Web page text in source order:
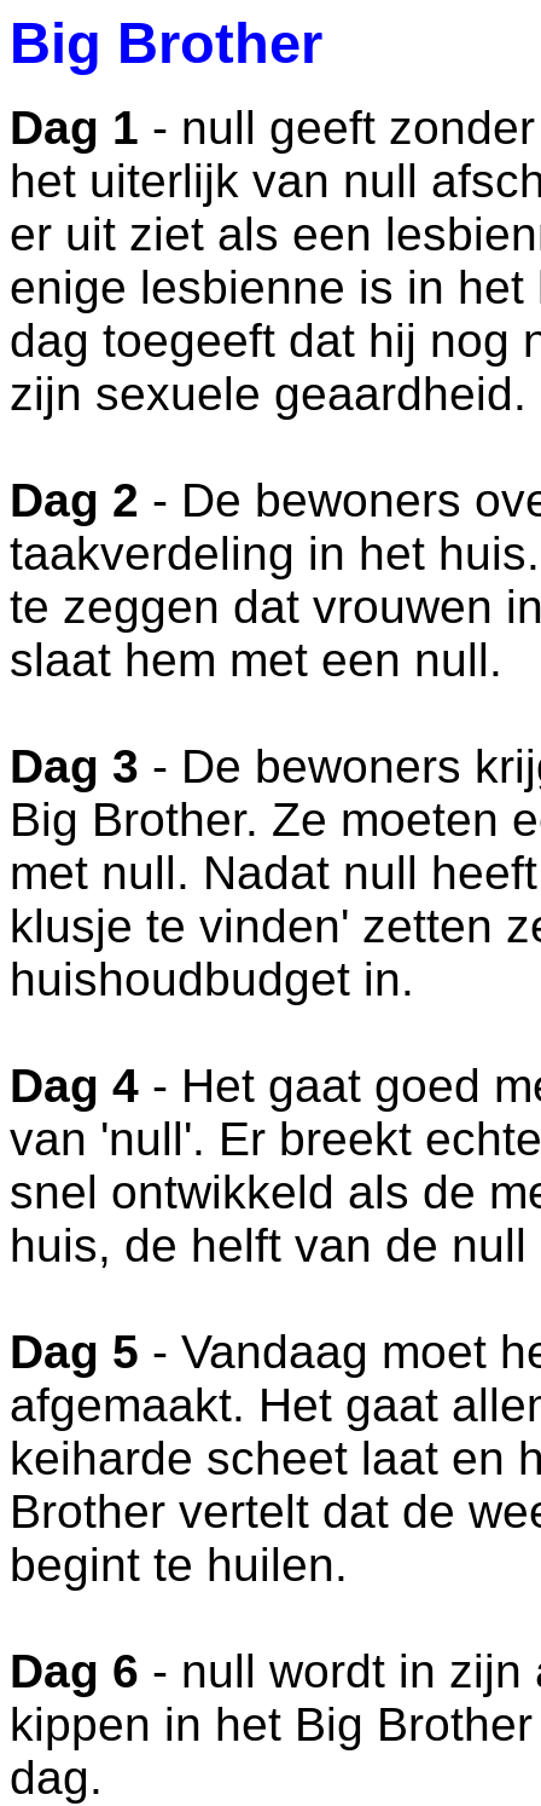
Big Brother
Dag 1 - null geeft
het uiterlijk van null
er uit ziet als een
enige lesbienne is in
dag toegeeft dat hij nog
zijn sexuele geaardheid.
Dag 2 - De bewoners
taakverdeling in het
te zeggen dat vrouwen
slaat hem met een null.
Dag 3 - De bewoners
Big Brother. Ze moeten
met null. Nadat null
klusje te vinden' zetten
huishoudbudget in.
Dag 4 - Het gaat goed
van 'null'. Er breekt
snel ontwikkeld als de
huis, de helft van de
Dag 5 - Vandaag moet
afgemaakt. Het gaat
keiharde scheet laat en
Brother vertelt dat de
begint te huilen.
Dag 6 - null wordt in zijn
kippen in het Big
dag.